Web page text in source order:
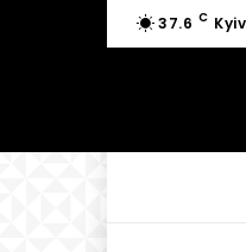
37.6 C Kyiv